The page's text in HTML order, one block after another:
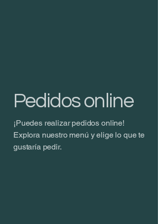
Pedidos online
¡Puedes realizar pedidos online!
Explora nuestro menú y elige lo que te
gustaría pedir.